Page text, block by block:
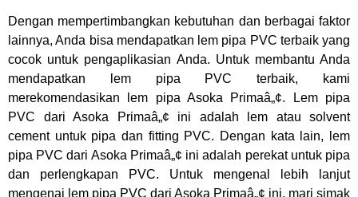
Dengan mempertimbangkan kebutuhan dan berbagai faktor
lainnya, Anda bisa mendapatkan lem pipa PVC terbaik yang
cocok untuk pengaplikasian Anda. Untuk membantu Anda
mendapatkan lem pipa PVC terbaik, kami
merekomendasikan lem pipa Asoka Primaâ„¢. Lem pipa
PVC dari Asoka Primaâ„¢ ini adalah lem atau solvent
cement untuk pipa dan fitting PVC. Dengan kata lain, lem
pipa PVC dari Asoka Primaâ„¢ ini adalah perekat untuk pipa
dan perlengkapan PVC. Untuk mengenal lebih lanjut
mengenai lem pipa PVC dari Asoka Primaâ„¢ ini, mari simak